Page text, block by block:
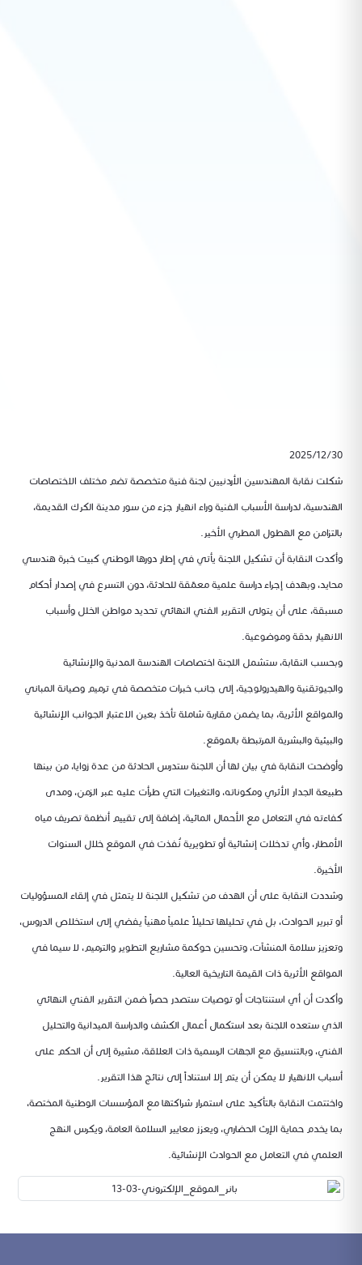
2025/12/30
شكلت نقابة المهندسين الأردنيين لجنة فنية متخصصة تضم مختلف الاختصاصات
الهندسية، لدراسة الأسباب الفنية وراء انهيار جزء من سور مدينة الكرك القديمة،
بالتزامن مع الهطول المطري الأخير.
وأكدت النقابة أن تشكيل اللجنة يأتي في إطار دورها الوطني كبيت خبرة هندسي
محايد، وبهدف إجراء دراسة علمية معمّقة للحادثة، دون التسرع في إصدار أحكام
مسبقة، على أن يتولى التقرير الفني النهائي تحديد مواطن الخلل وأسباب
الانهيار بدقة وموضوعية.
وبحسب النقابة، ستشمل اللجنة اختصاصات الهندسة المدنية والإنشائية
والجيوتقنية والهيدرولوجية، إلى جانب خبرات متخصصة في ترميم وصيانة المباني
والمواقع الأثرية، بما يضمن مقاربة شاملة تأخذ بعين الاعتبار الجوانب الإنشائية
والبيئية والبشرية المرتبطة بالموقع.
وأوضحت النقابة في بيان لها أن اللجنة ستدرس الحادثة من عدة زوايا، من بينها
طبيعة الجدار الأثري ومكوناته، والتغيرات التي طرأت عليه عبر الزمن، ومدى
كفاءته في التعامل مع الأحمال المائية، إضافة إلى تقييم أنظمة تصريف مياه
الأمطار، وأي تدخلات إنشائية أو تطويرية نُفذت في الموقع خلال السنوات
الأخيرة.
وشددت النقابة على أن الهدف من تشكيل اللجنة لا يتمثل في إلقاء المسؤوليات
أو تبرير الحوادث، بل في تحليلها تحليلاً علمياً مهنياً يفضي إلى استخلاص الدروس،
وتعزيز سلامة المنشآت، وتحسين حوكمة مشاريع التطوير والترميم، لا سيما في
المواقع الأثرية ذات القيمة التاريخية العالية.
وأكدت أن أي استنتاجات أو توصيات ستصدر حصراً ضمن التقرير الفني النهائي
الذي ستعده اللجنة بعد استكمال أعمال الكشف والدراسة الميدانية والتحليل
الفني، وبالتنسيق مع الجهات الرسمية ذات العلاقة، مشيرة إلى أن الحكم على
أسباب الانهيار لا يمكن أن يتم إلا استناداً إلى نتائج هذا التقرير.
واختتمت النقابة بالتأكيد على استمرار شراكتها مع المؤسسات الوطنية المختصة،
بما يخدم حماية الإرث الحضاري، ويعزز معايير السلامة العامة، ويكرس النهج
العلمي في التعامل مع الحوادث الإنشائية.